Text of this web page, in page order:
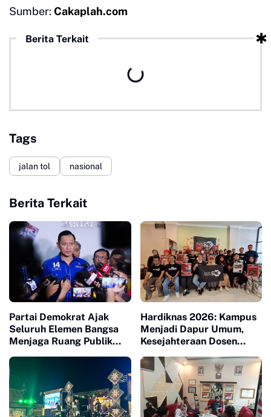
Sumber: Cakaplah.com
Berita Terkait
Tags
jalan tol nasional
Berita Terkait
Partai Demokrat Ajak
Seluruh Elemen Bangsa
Menjaga Ruang Publik
Beradab
Hardiknas 2026: Kampus
Menjadi Dapur Umum,
Kesejahteraan Dosen